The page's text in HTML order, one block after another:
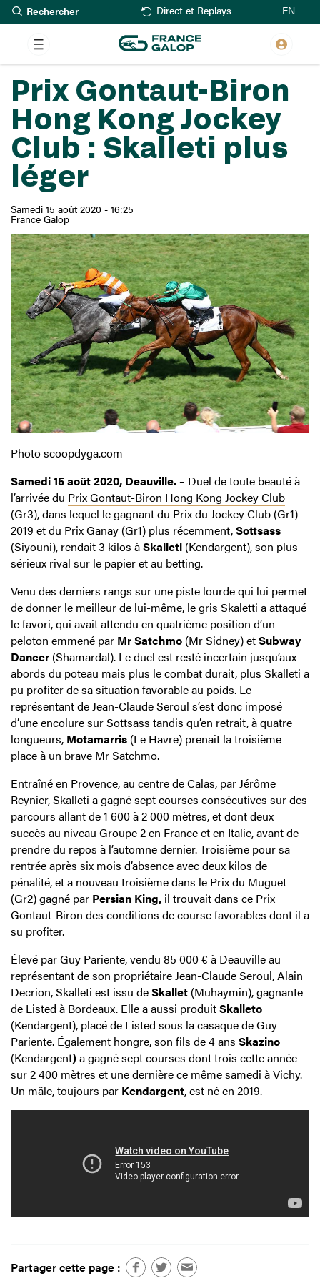
Aller
au
contenu
principal
Rechercher Direct et Replays EN
Prix Gontaut-Biron
Hong Kong Jockey
Club : Skalleti plus
léger
Samedi 15 août 2020 - 16:25
France Galop
Photo scoopdyga.com
Samedi 15 août 2020, Deauville. – Duel de toute beauté à
l’arrivée du Prix Gontaut-Biron Hong Kong Jockey Club
(Gr3), dans lequel le gagnant du Prix du Jockey Club (Gr1)
2019 et du Prix Ganay (Gr1) plus récemment,Sottsass
(Siyouni), rendait 3 kilos àSkalleti (Kendargent), son plus
sérieux rival sur le papier et au betting.
Venu des derniers rangs sur une piste lourde qui lui permet
de donner le meilleur de lui-même, le gris Skaletti a attaqué
le favori, qui avait attendu en quatrième position d’un
peloton emmené par Mr Satchmo (Mr Sidney) etSubway
Dancer (Shamardal). Le duel est resté incertain jusqu’aux
abords du poteau mais plus le combat durait, plus Skalleti a
pu profiter de sa situation favorable au poids. Le
représentant de Jean-Claude Seroul s’est donc imposé
d’une encolure sur Sottsass tandis qu’en retrait, à quatre
longueurs, Motamarris (Le Havre) prenait la troisième
place à un brave Mr Satchmo.
Entraîné en Provence, au centre de Calas, par Jérôme
Reynier, Skalleti a gagné sept courses consécutives sur des
parcours allant de 1 600 à 2 000 mètres, et dont deux
succès au niveau Groupe 2 en France et en Italie, avant de
prendre du repos à l’automne dernier. Troisième pour sa
rentrée après six mois d’absence avec deux kilos de
pénalité, et a nouveau troisième dans le Prix du Muguet
(Gr2) gagné par Persian King, il trouvait dans ce Prix
Gontaut-Biron des conditions de course favorables dont il a
su profiter.
Élevé par Guy Pariente, vendu 85 000 € à Deauville au
représentant de son propriétaire Jean-Claude Seroul, Alain
Decrion, Skalleti est issu deSkallet (Muhaymin), gagnante
de Listed à Bordeaux. Elle a aussi produitSkalleto
(Kendargent), placé de Listed sous la casaque de Guy
Pariente. Également hongre, son fils de 4 ans Skazino
(Kendargent)a gagné sept courses dont trois cette année
sur 2 400 mètres et une dernière ce même samedi à Vichy.
Un mâle, toujours par Kendargent, est né en 2019.
Partager cette page :